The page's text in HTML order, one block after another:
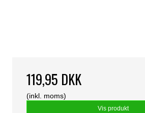
119,95 DKK
(inkl. moms)
Vis produkt